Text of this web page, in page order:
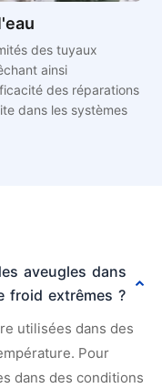
des tuyaux
ainsi
des réparations
dans les systèmes
aveugles dans
froid extrêmes ?
utilisées dans des
Pour
dans des conditions